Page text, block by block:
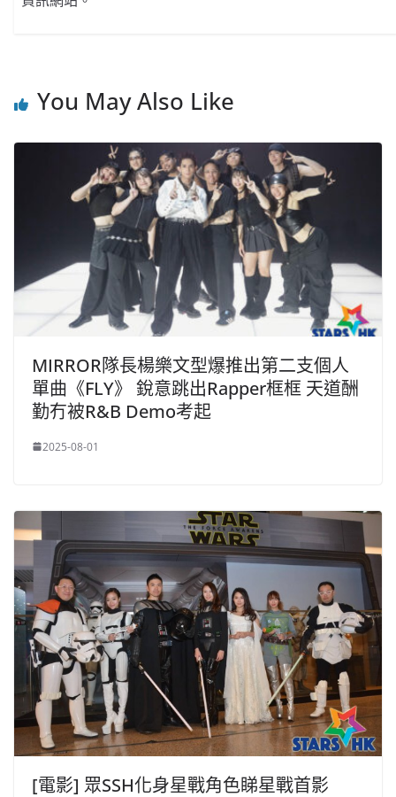
You May Also Like
MIRROR隊長楊樂文型爆推出第二支個人
單曲《FLY》 銳意跳出Rapper框框 天道酬
勤冇被R&B Demo考起
2025-08-01
[電影] 眾SSH化身星戰角色睇星戰首影